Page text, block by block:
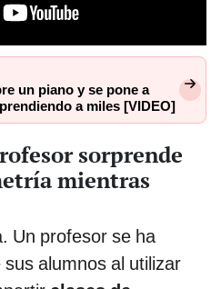
un piano y se pone a
a miles [VIDEO]
sorprende
mientras
Un profesor se ha
alumnos al utilizar